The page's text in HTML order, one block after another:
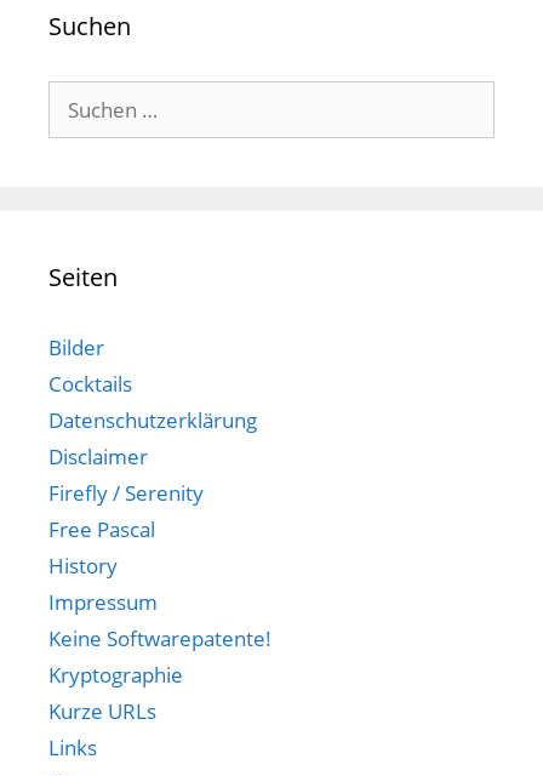
Suchen
Suchen
nach:
Seiten
Bilder
Cocktails
Datenschutzerklärung
Disclaimer
Firefly / Serenity
Free Pascal
History
Impressum
Keine Softwarepatente!
Kryptographie
Kurze URLs
Links